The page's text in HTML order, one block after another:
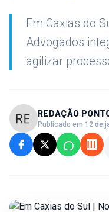
Em Caxias do
Advogados
agilizar
REDAÇÃO
Publicado em 12 de